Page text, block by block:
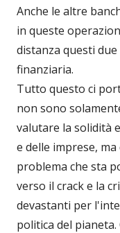
Anche le altre
in queste
distanza questi
finanziaria.
Tutto questo ci
non sono
valutare la solidità
e delle imprese,
problema che sta
verso il crack e la
devastanti per
politica del